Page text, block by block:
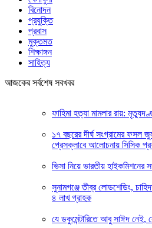
বিনোদন
প্রযুক্তি
প্রবাস
মুক্তমত
শিক্ষাঙ্গন
সাহিত্য
আজকের সর্বশেষ সবখবর
ফাহিমা হত্যা মামলার রায়:
১৭ বছরের দীর্ঘ সংগ্রামের
প্রেসক্লাবে আলোচনায় সিসিক
ভিসা নিয়ে ভারতীয় হাইকমিশনের
সুনামগঞ্জে তীব্র লোডশেডিং,
৪ লাখ গ্রাহক
যে ডকুমেন্টারিতে আবু সাঈদ নেই,